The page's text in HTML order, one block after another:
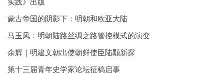
实践》出版
蒙古帝国的阴影下：明朝和欧亚大陆
马玉凤：明朝陆路丝绸之路管控模式的演变
余辉｜明建文朝出使朝鲜使臣陆颙新探
第十三届青年史学家论坛征稿启事